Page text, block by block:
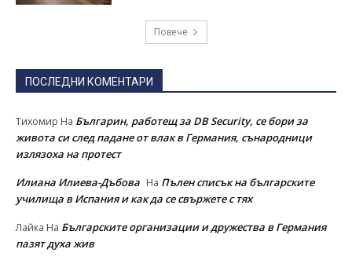
Повече
ПОСЛЕДНИ КОМЕНТАРИ
Тихомир На Българин, работещ за DB Security, се бори за
живота си след падане от влак в Германия, сънародници
излязоха на протест
Илиана Илиева-Дъбова На Пълен списък на българските
училища в Испания и как да се свържете с тях
Лайка На Българските организации и дружества в Германия
пазят духа жив